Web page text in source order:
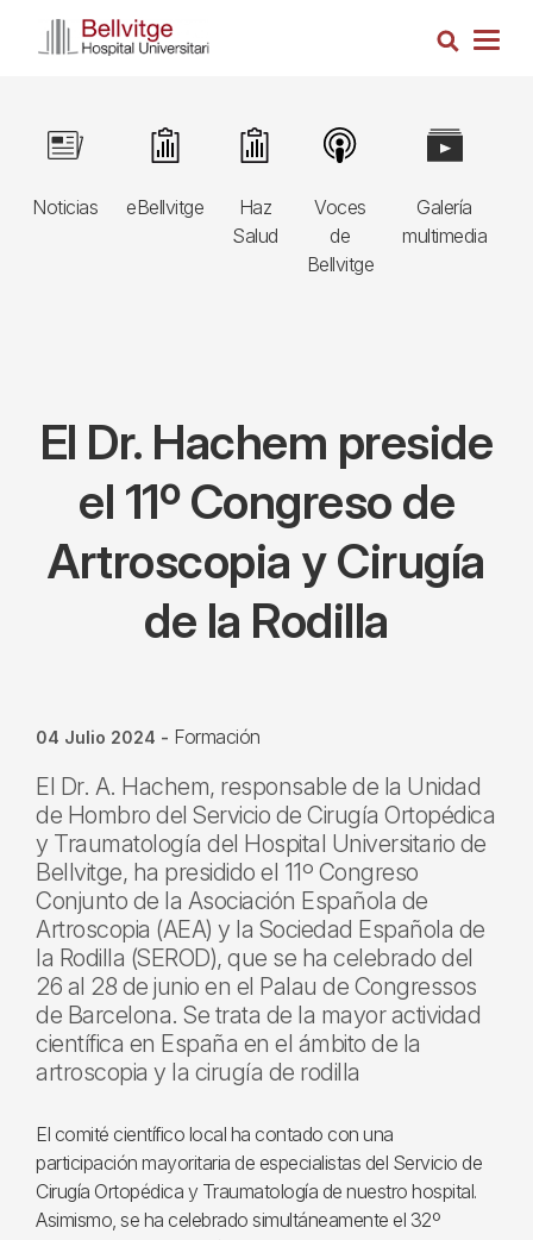
Busca
Navegació
principal
3r
Noticias
Image
eBellvitge
Image
Haz
Salud
Image
Voces
de
Bellvitge
Image
Galería
multimedia
Image
El Dr. Hachem preside
el 11º Congreso de
Artroscopia y Cirugía
de la Rodilla
04 Julio 2024 - Formación
El Dr. A. Hachem, responsable de la Unidad
de Hombro del Servicio de Cirugía Ortopédica
y Traumatología del Hospital Universitario de
Bellvitge, ha presidido el 11º Congreso
Conjunto de la Asociación Española de
Artroscopia (AEA) y la Sociedad Española de
la Rodilla (SEROD), que se ha celebrado del
26 al 28 de junio en el Palau de Congressos
de Barcelona. Se trata de la mayor actividad
científica en España en el ámbito de la
artroscopia y la cirugía de rodilla
El comité científico local ha contado con una
participación mayoritaria de especialistas del Servicio de
Cirugía Ortopédica y Traumatología de nuestro hospital.
Asimismo, se ha celebrado simultáneamente el 32º